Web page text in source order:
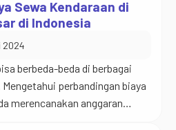
Sewa Kendaraan di
di Indonesia
2024
berbeda-beda di berbagai
perbandingan biaya
merencanakan anggaran